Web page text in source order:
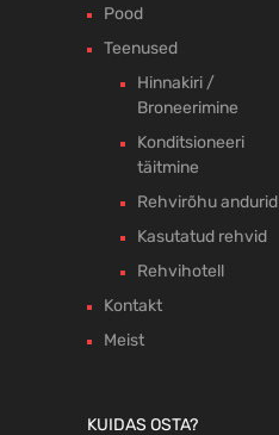
Pood
Teenused
Hinnakiri /
Broneerimine
Konditsioneeri
täitmine
Rehvirõhu andurid
Kasutatud rehvid
Rehvihotell
Kontakt
Meist
KUIDAS OSTA?